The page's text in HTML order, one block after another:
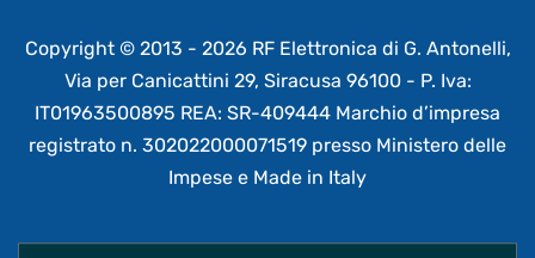
Copyright © 2013 - 2026 RF Elettronica di G. Antonelli,
Via per Canicattini 29, Siracusa 96100 - P. Iva:
IT01963500895 REA: SR-409444 Marchio d’impresa
registrato n. 302022000071519 presso Ministero delle
Impese e Made in Italy